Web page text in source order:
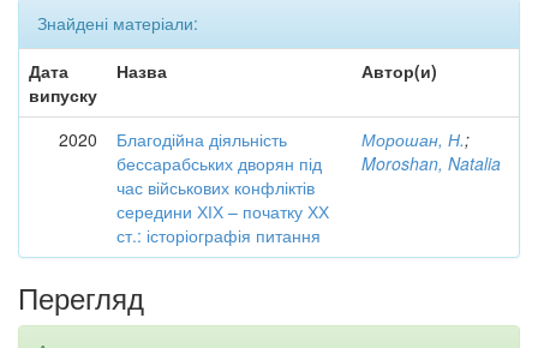
Знайдені матеріали:
Дата
випуску
Назва Автор(и)
2020
Благодійна діяльність
бессарабських дворян під
час військових конфліктів
середини ХІХ – початку ХХ
ст.: історіографія питання
Морошан, Н.;
Moroshan, Natalia
Перегляд